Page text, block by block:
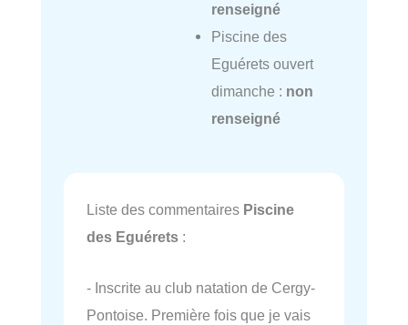
renseigné
Piscine des
Eguérets ouvert
dimanche : non
renseigné
Liste des commentaires Piscine
des Eguérets :
- Inscrite au club natation de Cergy-
Pontoise. Première fois que je vais